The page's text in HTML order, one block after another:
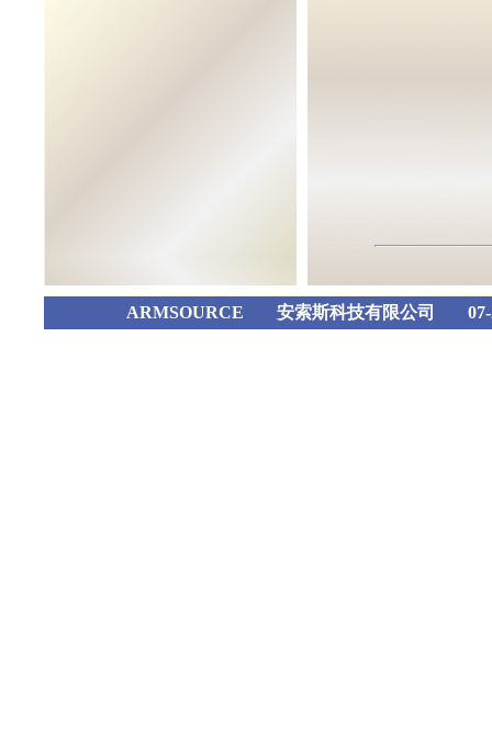
ARMSOURCE 安索斯科技有限公司